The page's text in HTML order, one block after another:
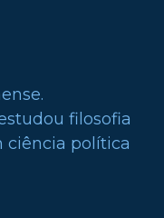
filosofia
ciência política